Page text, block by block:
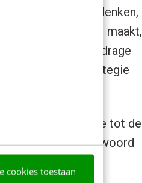
cookies toestaan
Content bedenken,
je impact maakt,
substantiële bijdrage
toch echt een strategie
je de strategie tot de
een antwoord